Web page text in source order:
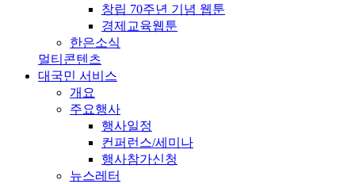
창립 70주년 기념 웹툰
경제교육웹툰
한은소식
멀티콘텐츠
대국민 서비스
개요
주요행사
행사일정
컨퍼런스/세미나
행사참가신청
뉴스레터